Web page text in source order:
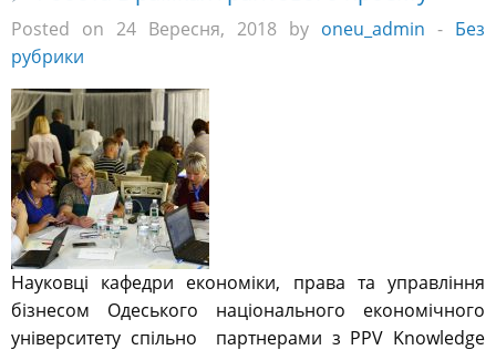
Posted on 24 Вересня, 2018 by oneu_admin
Без
рубрики
Науковці кафедри економіки, права та управління
бізнесом Одеського національного економічного
університету спільно партнерами з PPV Knowledge